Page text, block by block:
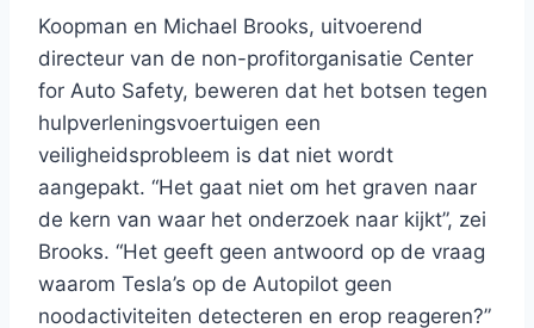
Koopman en Michael Brooks, uitvoerend
directeur van de non-profitorganisatie Center
for Auto Safety, beweren dat het botsen tegen
hulpverleningsvoertuigen een
veiligheidsprobleem is dat niet wordt
aangepakt. “Het gaat niet om het graven naar
de kern van waar het onderzoek naar kijkt”, zei
Brooks. “Het geeft geen antwoord op de vraag
waarom Tesla’s op de Autopilot geen
noodactiviteiten detecteren en erop reageren?”